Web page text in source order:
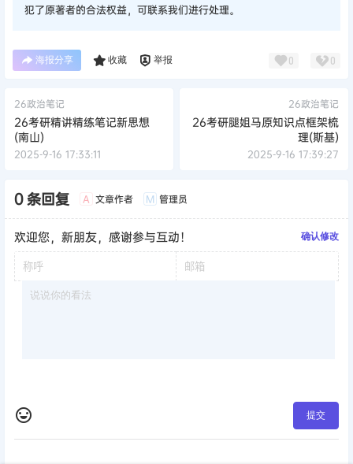
犯了原著者的合法权益，可联系我们进行处理。
海报分享 收藏 举报 0 0
26政治笔记
26考研精讲精练笔记新思想
(南山)
2025-9-16 17:33:11
26政治笔记
26考研腿姐马原知识点框架梳
理(斯基)
2025-9-16 17:39:27
0 条回复 A 文章作者 M 管理员
欢迎您，新朋友，感谢参与互动！ 确认修改
提交